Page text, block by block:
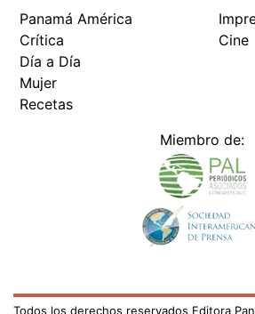
Panamá América
Crítica
Día a Día
Mujer
Recetas
Cine
Miembro de:
Todos los derechos reservados Editora